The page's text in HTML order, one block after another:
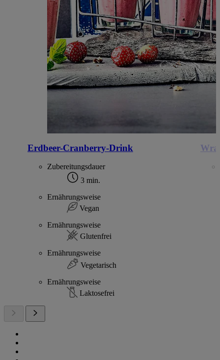
Erdbeer-Cranberry-Drink
Zubereitungsdauer
3 min.
Ernährungsweise
Vegan
Ernährungsweise
Glutenfrei
Ernährungsweise
Vegetarisch
Ernährungsweise
Laktosefrei